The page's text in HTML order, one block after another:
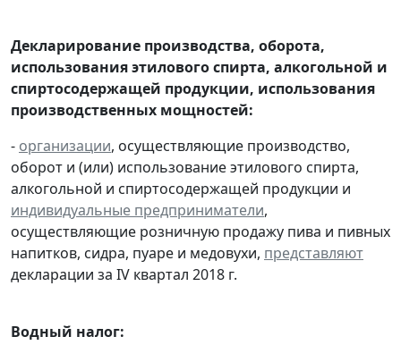
Декларирование производства, оборота,
использования этилового спирта, алкогольной и
спиртосодержащей продукции, использования
производственных мощностей:
- организации, осуществляющие производство,
оборот и (или) использование этилового спирта,
алкогольной и спиртосодержащей продукции и
индивидуальные предприниматели,
осуществляющие розничную продажу пива и пивных
напитков, сидра, пуаре и медовухи, представляют
декларации за IV квартал 2018 г.
Водный налог: